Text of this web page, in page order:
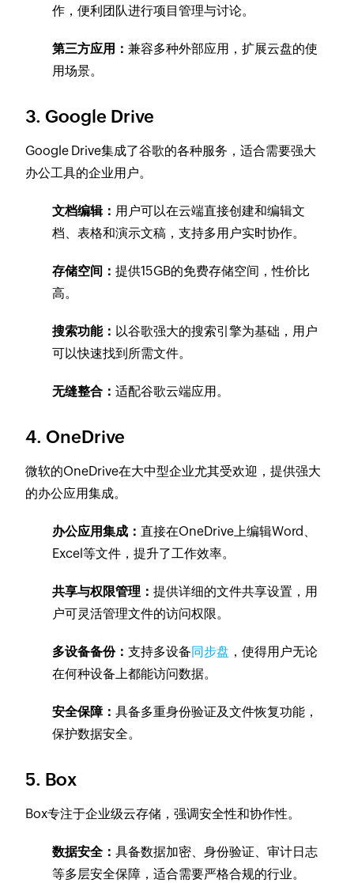
作，便利团队进行项目管理与讨论。
第三方应用：兼容多种外部应用，扩展云盘的使
用场景。
3. Google Drive
Google Drive集成了谷歌的各种服务，适合需要强大
办公工具的企业用户。
文档编辑： 用户可以在云端直接创建和编辑文
档、表格和演示文稿，支持多用户实时协作。
存储空间：提供15GB的免费存储空间，性价比
高。
搜索功能： 以谷歌强大的搜索引擎为基础，用户
可以快速找到所需文件。
无缝整合：适配谷歌云端应用。
4. OneDrive
微软的OneDrive在大中型企业尤其受欢迎，提供强大
的办公应用集成。
办公应用集成：直接在OneDrive上编辑Word、
Excel等文件，提升了工作效率。
共享与权限管理：提供详细的文件共享设置，用
户可灵活管理文件的访问权限。
多设备备份：支持多设备同步盘 ，使得用户无论
在何种设备上都能访问数据。
安全保障：具备多重身份验证及文件恢复功能，
保护数据安全。
5. Box
Box专注于企业级云存储，强调安全性和协作性。
数据安全：具备数据加密、身份验证、审计日志
等多层安全保障，适合需要严格合规的行业。